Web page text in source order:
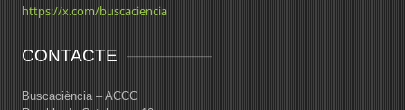
https://x.com/buscaciencia
CONTACTE
Buscaciència – ACCC